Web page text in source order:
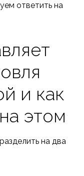
ответить на
и как
этом
на два